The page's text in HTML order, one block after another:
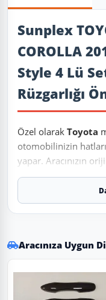
Ürün Açıklaması
Sunplex
COROLLA
Style 4 Lü
Rüzgarlığı
Özel olarak Toyota
otomobilinizin
yapar. Aracınızın
tasarımı keşfedin.
✨ Ürün
uyumludur.
nedeniyle sipariş
Malzeme:
Aracınıza Uygun